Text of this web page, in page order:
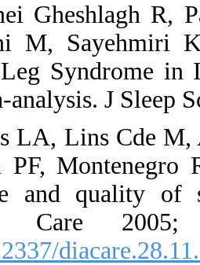
30.
Restless
and Meta-
31. Lopes
de Bruin
[